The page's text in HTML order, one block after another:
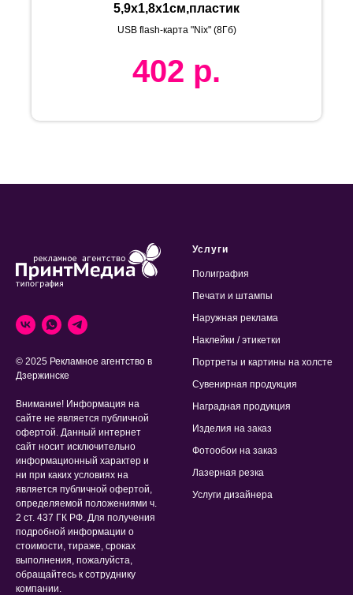
5,9х1,8х1см,пластик
USB flash-карта "Nix" (8Гб)
402 р.
© 2025 Рекламное агентство в
Дзержинске
Внимание! Информация на
сайте не является публичной
офертой. Данный интернет
сайт носит исключительно
информационный характер и
ни при каких условиях на
является публичной офертой,
определяемой положениями ч.
2 ст. 437 ГК РФ. Для получения
подробной информации о
стоимости, тираже, сроках
выполнения, пожалуйста,
обращайтесь к сотруднику
компании.
Услуги
Полиграфия
Печати и штампы
Наружная реклама
Наклейки / этикетки
Портреты и картины на холсте
Сувенирная продукция
Наградная продукция
Изделия на заказ
Фотообои на заказ
Лазерная резка
Услуги дизайнера